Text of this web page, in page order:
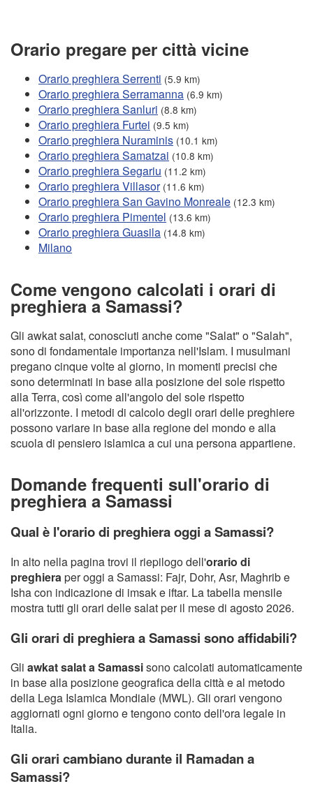
Orario pregare per città vicine
Orario preghiera Serrenti (5.9 km)
Orario preghiera Serramanna (6.9 km)
Orario preghiera Sanluri (8.8 km)
Orario preghiera Furtei (9.5 km)
Orario preghiera Nuraminis (10.1 km)
Orario preghiera Samatzai (10.8 km)
Orario preghiera Segariu (11.2 km)
Orario preghiera Villasor (11.6 km)
Orario preghiera San Gavino Monreale (12.3 km)
Orario preghiera Pimentel (13.6 km)
Orario preghiera Guasila (14.8 km)
Milano
Come vengono calcolati i orari di
preghiera a Samassi?
Gli awkat salat, conosciuti anche come "Salat" o "Salah",
sono di fondamentale importanza nell'Islam. I musulmani
pregano cinque volte al giorno, in momenti precisi che
sono determinati in base alla posizione del sole rispetto
alla Terra, così come all'angolo del sole rispetto
all'orizzonte. I metodi di calcolo degli orari delle preghiere
possono variare in base alla regione del mondo e alla
scuola di pensiero islamica a cui una persona appartiene.
Domande frequenti sull'orario di
preghiera a Samassi
Qual è l'orario di preghiera oggi a Samassi?
In alto nella pagina trovi il riepilogo dell'orario di
preghieraper oggi a Samassi: Fajr, Dohr, Asr, Maghrib e
Isha con indicazione di imsak e iftar. La tabella mensile
mostra tutti gli orari delle salat per il mese di agosto 2026.
Gli orari di preghiera a Samassi sono affidabili?
Gli awkat salat a Samassisono calcolati automaticamente
in base alla posizione geografica della città e al metodo
della Lega Islamica Mondiale (MWL). Gli orari vengono
aggiornati ogni giorno e tengono conto dell'ora legale in
Italia.
Gli orari cambiano durante il Ramadan a
Samassi?